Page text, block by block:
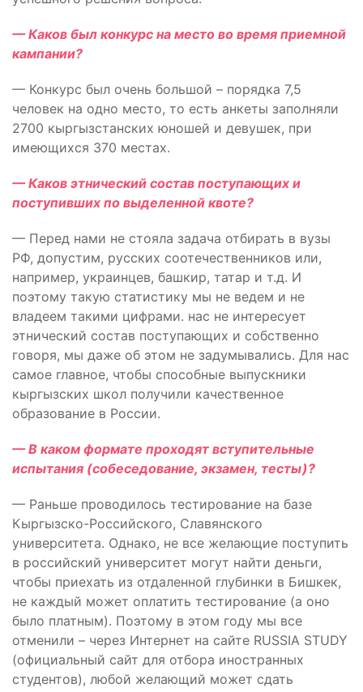
— Каков был конкурс на место во время приемной
кампании?
— Конкурс был очень большой – порядка 7,5
человек на одно место, то есть анкеты заполняли
2700 кыргызстанских юношей и девушек, при
имеющихся 370 местах.
— Каков этнический состав поступающих и
поступивших по выделенной квоте?
— Перед нами не стояла задача отбирать в вузы
РФ, допустим, русских соотечественников или,
например, украинцев, башкир, татар и т.д. И
поэтому такую статистику мы не ведем и не
владеем такими цифрами. нас не интересует
этнический состав поступающих и собственно
говоря, мы даже об этом не задумывались. Для нас
самое главное, чтобы способные выпускники
кыргызских школ получили качественное
образование в России.
— В каком формате проходят вступительные
испытания (собеседование, экзамен, тесты)?
— Раньше проводилось тестирование на базе
Кыргызско-Российского, Славянского
университета. Однако, не все желающие поступить
в российский университет могут найти деньги,
чтобы приехать из отдаленной глубинки в Бишкек,
не каждый может оплатить тестирование (а оно
было платным). Поэтому в этом году мы все
отменили – через Интернет на сайте RUSSIA STUDY
(официальный сайт для отбора иностранных
студентов), любой желающий может сдать